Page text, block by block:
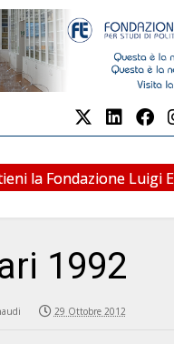
la Fondazione Luigi
1992
29 Ottobre 2012